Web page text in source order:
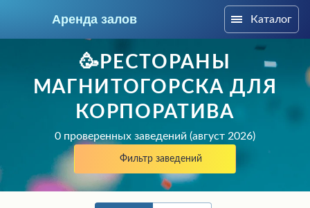
Аренда залов Каталог
🥳РЕСТОРАНЫ
МАГНИТОГОРСКА ДЛЯ
КОРПОРАТИВА
0 проверенных заведений (август 2026)
Фильтр заведений